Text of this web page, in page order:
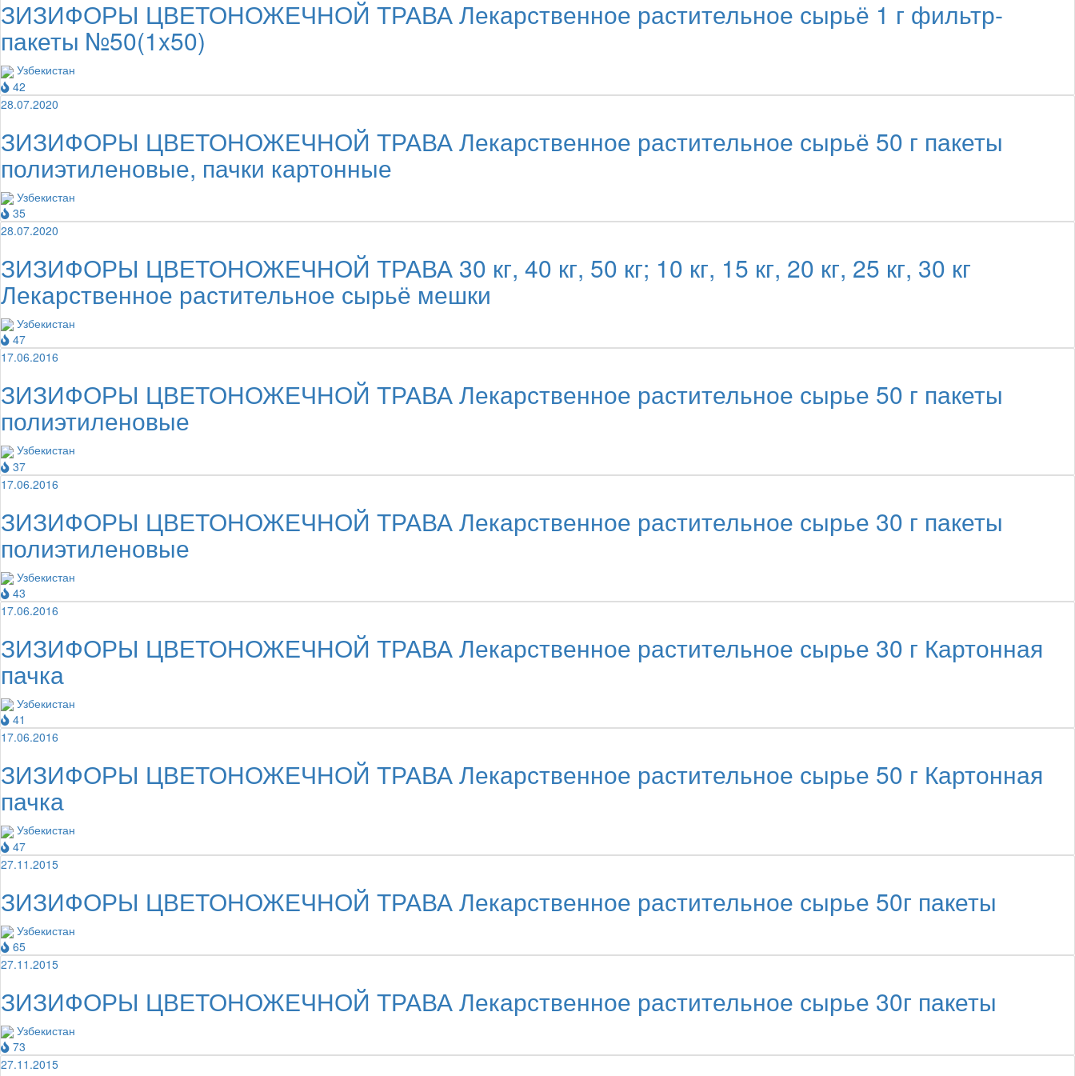
ЗИЗИФОРЫ ЦВЕТОНОЖЕЧНОЙ ТРАВА Лекарственное растительное сырьё 1 г фильтр-
пакеты №50(1x50)
Узбекистан
42
28.07.2020
ЗИЗИФОРЫ ЦВЕТОНОЖЕЧНОЙ ТРАВА Лекарственное растительное сырьё 50 г пакеты
полиэтиленовые, пачки картонные
Узбекистан
35
28.07.2020
ЗИЗИФОРЫ ЦВЕТОНОЖЕЧНОЙ ТРАВА 30 кг, 40 кг, 50 кг; 10 кг, 15 кг, 20 кг, 25 кг, 30 кг
Лекарственное растительное сырьё мешки
Узбекистан
47
17.06.2016
ЗИЗИФОРЫ ЦВЕТОНОЖЕЧНОЙ ТРАВА Лекарственное растительное сырье 50 г пакеты
полиэтиленовые
Узбекистан
37
17.06.2016
ЗИЗИФОРЫ ЦВЕТОНОЖЕЧНОЙ ТРАВА Лекарственное растительное сырье 30 г пакеты
полиэтиленовые
Узбекистан
43
17.06.2016
ЗИЗИФОРЫ ЦВЕТОНОЖЕЧНОЙ ТРАВА Лекарственное растительное сырье 30 г Картонная
пачка
Узбекистан
41
17.06.2016
ЗИЗИФОРЫ ЦВЕТОНОЖЕЧНОЙ ТРАВА Лекарственное растительное сырье 50 г Картонная
пачка
Узбекистан
47
27.11.2015
ЗИЗИФОРЫ ЦВЕТОНОЖЕЧНОЙ ТРАВА Лекарственное растительное сырье 50г пакеты
Узбекистан
65
27.11.2015
ЗИЗИФОРЫ ЦВЕТОНОЖЕЧНОЙ ТРАВА Лекарственное растительное сырье 30г пакеты
Узбекистан
73
27.11.2015